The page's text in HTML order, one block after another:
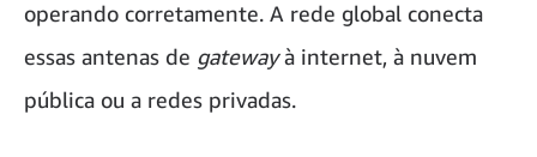
operando corretamente. A rede global conecta
essas antenas de gatewayà internet, à nuvem
pública ou a redes privadas.